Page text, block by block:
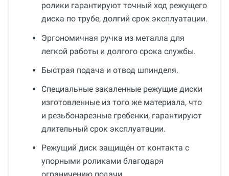
ролики гарантируют точный ход режущего
диска по трубе, долгий срок эксплуатации.
Эргономичная ручка из металла для
легкой работы и долгого срока службы.
Быстрая подача и отвод шпинделя.
Специальные закаленные режущие диски
изготовленные из того же материала, что
и резьбонарезные гребенки, гарантируют
длительный срок эксплуатации.
Режущий диск защищён от контакта с
упорными роликами благодаря